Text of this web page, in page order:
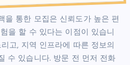
을 통한 모집은 신뢰도가 높은 편
을 할 수 있다는 이점이 있습니
고, 지역 인프라에 따른 정보의
수 있습니다. 방문 전 먼저 전화